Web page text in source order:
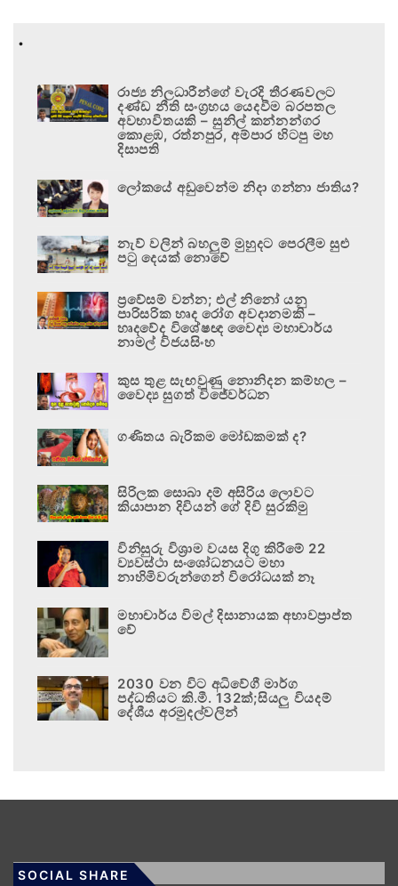
.
රාජ්‍ය නිලධාරීන්ගේ වැරදි තීරණවලට
දණ්ඩ නීති සංග්‍රහය යෙදවීම බරපතල
අවභාවිතයකි – සුනිල් කන්නන්ගර
කොළඹ, රත්නපුර, අම්පාර හිටපු මහ
දිසාපති
ලෝකයේ අඩුවෙන්ම නිදා ගන්නා ජාතිය?
නැව් වලින් බහලුම් මුහුදට පෙරලීම සුළු
පටු දෙයක් නොවේ
ප්‍රවේසම් වන්න; එල් නිනෝ යනු
පාරිසරික හෘද රෝග අවදානමකි –
හෘදවේද විශේෂඥ වෛද්‍ය මහාචාර්ය
නාමල් විජයසිංහ
කුස තුළ සැඟවුණු නොනිදන කම්හල –
වෛද්‍ය සුගත් විජේවර්ධන
ගණිතය බැරිකම මෝඩකමක් ද?
සිරිලක සොබා දම් අසිරිය ලොවට
කියාපාන දිවියන් ගේ දිවි සුරකිමු
විනිසුරු විශ්‍රාම වයස දිගු කිරීමේ 22
ව්‍යවස්ථා සංශෝධනයට මහා
නාහිමිවරුන්ගෙන් විරෝධයක් නෑ
මහාචාර්ය විමල් දිසානායක අභාවප්‍රාප්ත
වේ
2030 වන විට අධිවේගී මාර්ග
පද්ධතියට කි.මී. 132ක්;සියලු වියදම්
දේශීය අරමුදල්වලින්
SOCIAL SHARE